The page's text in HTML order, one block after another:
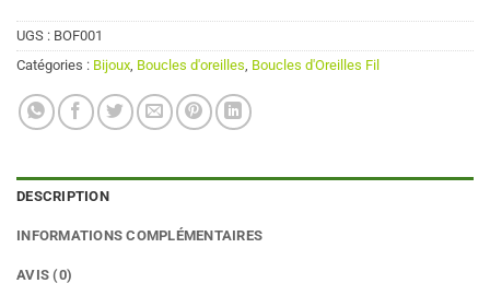
UGS : BOF001
Catégories : Bijoux Boucles d'oreilles Boucles d'Oreilles Fil
DESCRIPTION
INFORMATIONS COMPLÉMENTAIRES
AVIS (0)